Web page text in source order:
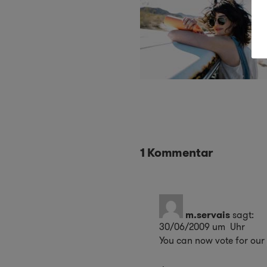
1 Kommentar
m.servaissagt:
30/06/2009 um Uhr
You can now vote for